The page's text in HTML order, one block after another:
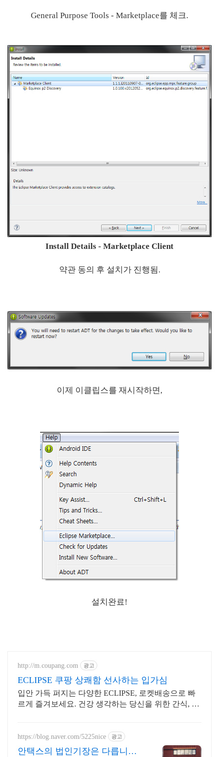
General Purpose Tools - Marketplace를 체크.
Install Details - Marketplace Client
약관 동의 후 설치가 진행됨.
이제 이클립스를 재시작하면,
설치완료!
http://m.coupang.com 광고
ECLIPSE 쿠팡 상쾌함 선사하는 입가심
입안 가득 퍼지는 다양한 ECLIPSE, 로켓배송으로 빠
르게 즐겨보세요. 건강 생각하는 당신을 위한 간식, 쿠
https://blog.naver.com/5225nice 광고
안택스의 법인기장은 다릅니다